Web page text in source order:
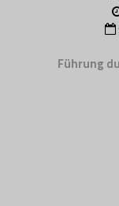
Führung